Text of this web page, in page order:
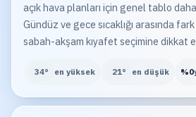
açık hava planları için genel tablo
Gündüz ve gece sıcaklığı arasında
sabah-akşam kıyafet seçimine dikkat
34° en yüksek 21° en düşük %0